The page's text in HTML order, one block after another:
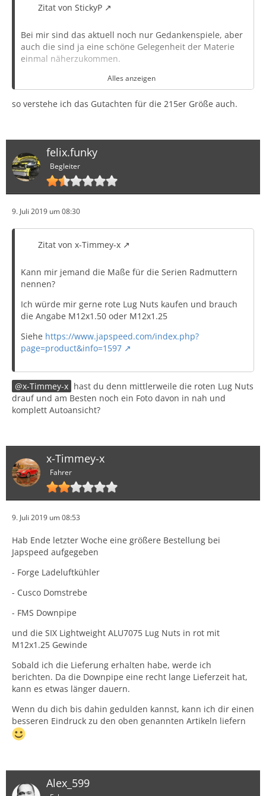
Zitat von StickyP
Bei mir sind das aktuell noch nur Gedankenspiele, aber
auch die sind ja eine schöne Gelegenheit der Materie
einmal näherzukommen.
Ich bin gerade bei den Borbet W 7j 17 Zoll mit ET 50
gelandet, weil die, wenn ich das
Gutachten (Link als
* keinerlei Modikfikationen oder Abnahmen erfordern
* auch nicht mit 215er Reifen (anders als die Borbet Y
z.B.)
* günstig sind
https://www.onlineraeder.de/felgengalerie/…
* gut aussehen, siehe Anhang (Bild geklaut von
https://www.felgenshop.de/suzuki-swift-v…
iert=empfehlung
- leider nur als 16er gefunden)
Passt da mein Gedankengang oder habe ich mich
irgendwo verrant?!
Alles anzeigen
so verstehe ich das Gutachten für die 215er Größe auch.
felix.funky
Begleiter
9. Juli 2019 um 08:30
Zitat von x-Timmey-x
Kann mir jemand die Maße für die Serien Radmuttern
nennen?
Ich würde mir gerne rote Lug Nuts kaufen und brauch
die Angabe M12x1.50 oder M12x1.25
Siehe https://www.japspeed.com/index.php?
page=product&info=1597
x-Timmey-x hast du denn mittlerweile die roten Lug Nuts
drauf und am Besten noch ein Foto davon in nah und
komplett Autoansicht?
x-Timmey-x
Fahrer
9. Juli 2019 um 08:53
Hab Ende letzter Woche eine größere Bestellung bei
Japspeed aufgegeben
- Forge Ladeluftkühler
- Cusco Domstrebe
- FMS Downpipe
und die SIX Lightweight ALU7075 Lug Nuts in rot mit
M12x1.25 Gewinde
Sobald ich die Lieferung erhalten habe, werde ich
berichten. Da die Downpipe eine recht lange Lieferzeit hat,
kann es etwas länger dauern.
Wenn du dich bis dahin gedulden kannst, kann ich dir einen
besseren Eindruck zu den oben genannten Artikeln liefern
Alex_599